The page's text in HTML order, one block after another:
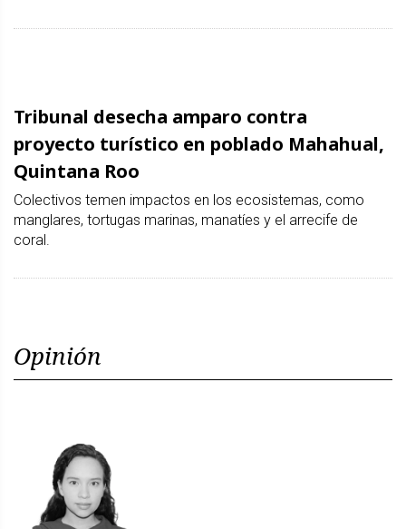
Tribunal desecha amparo contra
proyecto turístico en poblado Mahahual,
Quintana Roo
Colectivos temen impactos en los ecosistemas, como
manglares, tortugas marinas, manatíes y el arrecife de
coral.
Opinión